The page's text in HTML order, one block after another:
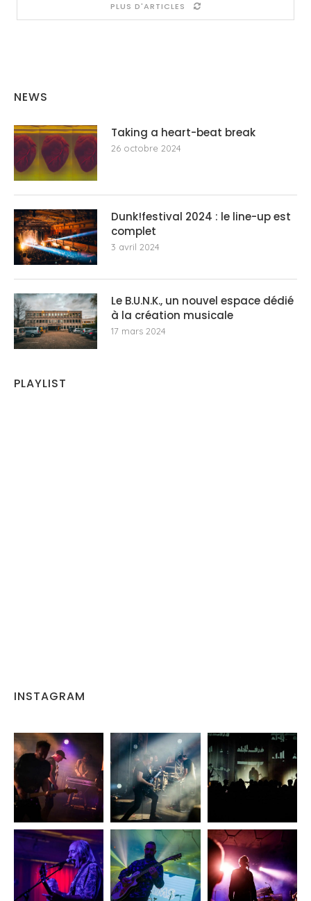
PLUS D'ARTICLES
NEWS
Taking a heart-beat break
26 octobre 2024
Dunk!festival 2024 : le line-up est
complet
3 avril 2024
Le B.U.N.K., un nouvel espace dédié
à la création musicale
17 mars 2024
PLAYLIST
INSTAGRAM